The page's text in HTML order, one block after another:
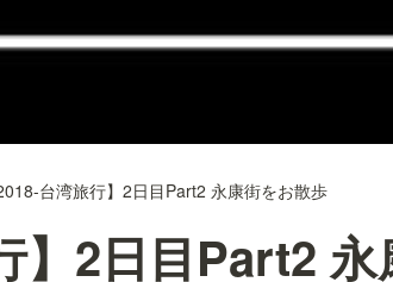
2018-台湾旅行】2日目Part2 永康街をお散歩
】2日目Part2